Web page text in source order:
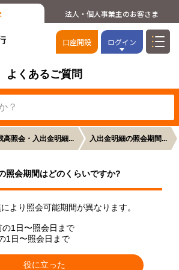
法人・個人事業主のお客さま
口座開設 ログイン
よくあるご質問
高照会・入出金明細... 入出金明細の照会期間...
照会期間はどのくらいですか?
より照会可能期間が異なります。
1日〜照会日まで
1日〜照会日まで
役に立った